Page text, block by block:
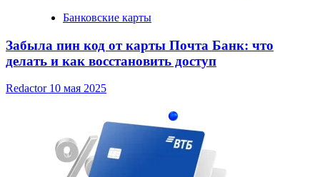
Банковские карты
Забыла пин код от карты Почта Банк: что
делать и как восстановить доступ
Redactor 10 мая 2025